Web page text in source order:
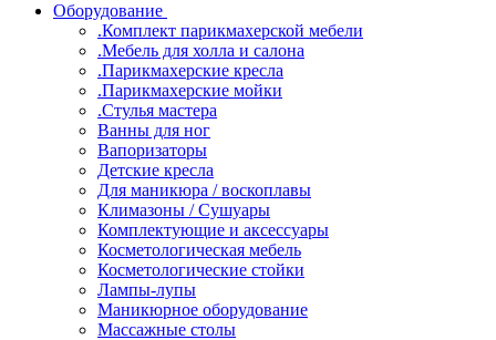
Оборудование
.Комплект парикмахерской мебели
.Мебель для холла и салона
.Парикмахерские кресла
.Парикмахерские мойки
.Стулья мастера
Ванны для ног
Вапоризаторы
Детские кресла
Для маникюра / воскоплавы
Климазоны / Сушуары
Комплектующие и аксессуары
Косметологическая мебель
Косметологические стойки
Лампы-лупы
Маникюрное оборудование
Массажные столы